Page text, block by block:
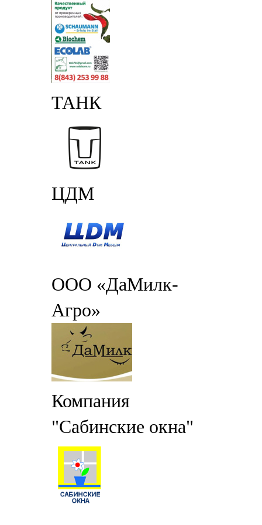
ТАНК
ЦДМ
ООО «ДаМилк-
Агро»
Компания
"Сабинские окна"